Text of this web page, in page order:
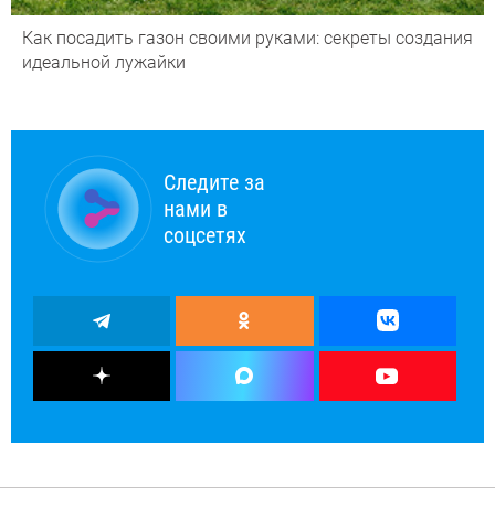
Как посадить газон своими руками: секреты создания
идеальной лужайки
Следите за
нами в
соцсетях